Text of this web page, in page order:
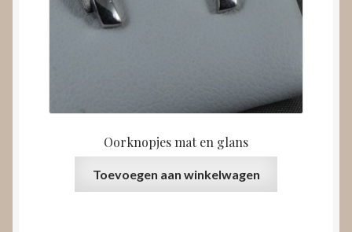
Oorknopjes mat en glans
Toevoegen aan winkelwagen